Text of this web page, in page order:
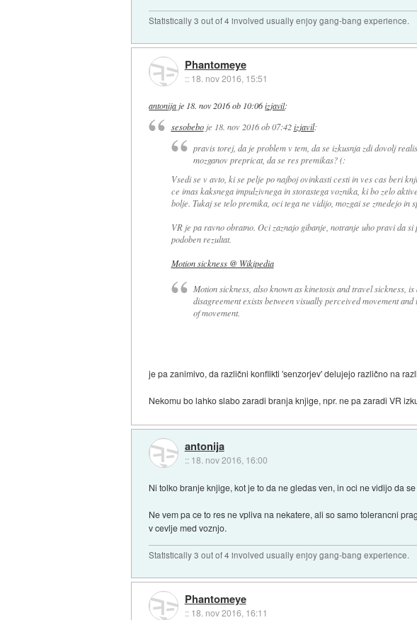
Statistically 3 out of 4 involved usually enjoy gang-bang experience.
Phantomeye
:: 18. nov 2016, 15:51
antonija je 18. nov 2016 ob 10:06 izjavil:
sesobeboje 18. nov 2016 ob 07:42 izjavil:
pravis torej, da je problem v tem, da se izkusnja zdi dovolj
mozganov prepricat, da se res premikas? (:
Vsedi se v avto, ki se pelje po najboj ovinkasti cesti in ves cas beri
ce imas kaksnega impulzivnega in storastega voznika, ki bo zelo
bolje. Tukaj se telo premika, oci tega ne vidijo, mozgai se zmedejo in
VR je pa ravno obratno. Oci zaznajo gibanje, notranje uho pravi da
podoben rezultat.
Motion sickness @ Wikipedia
Motion sickness, also known as kinetosis and travel sickness,
disagreement exists between visually perceived movement and
of movement.
je pa zanimivo, da različni konflikti 'senzorjev' delujejo različno na
Nekomu bo lahko slabo zaradi branja knjige, npr. ne pa zaradi VR
antonija
:: 18. nov 2016, 16:00
Ni tolko branje knjige, kot je to da ne gledas ven, in oci ne vidijo da
Ne vem pa ce to res ne vpliva na nekatere, ali so samo tolerancni
v cevlje med voznjo.
Statistically 3 out of 4 involved usually enjoy gang-bang experience.
Phantomeye
:: 18. nov 2016, 16:11